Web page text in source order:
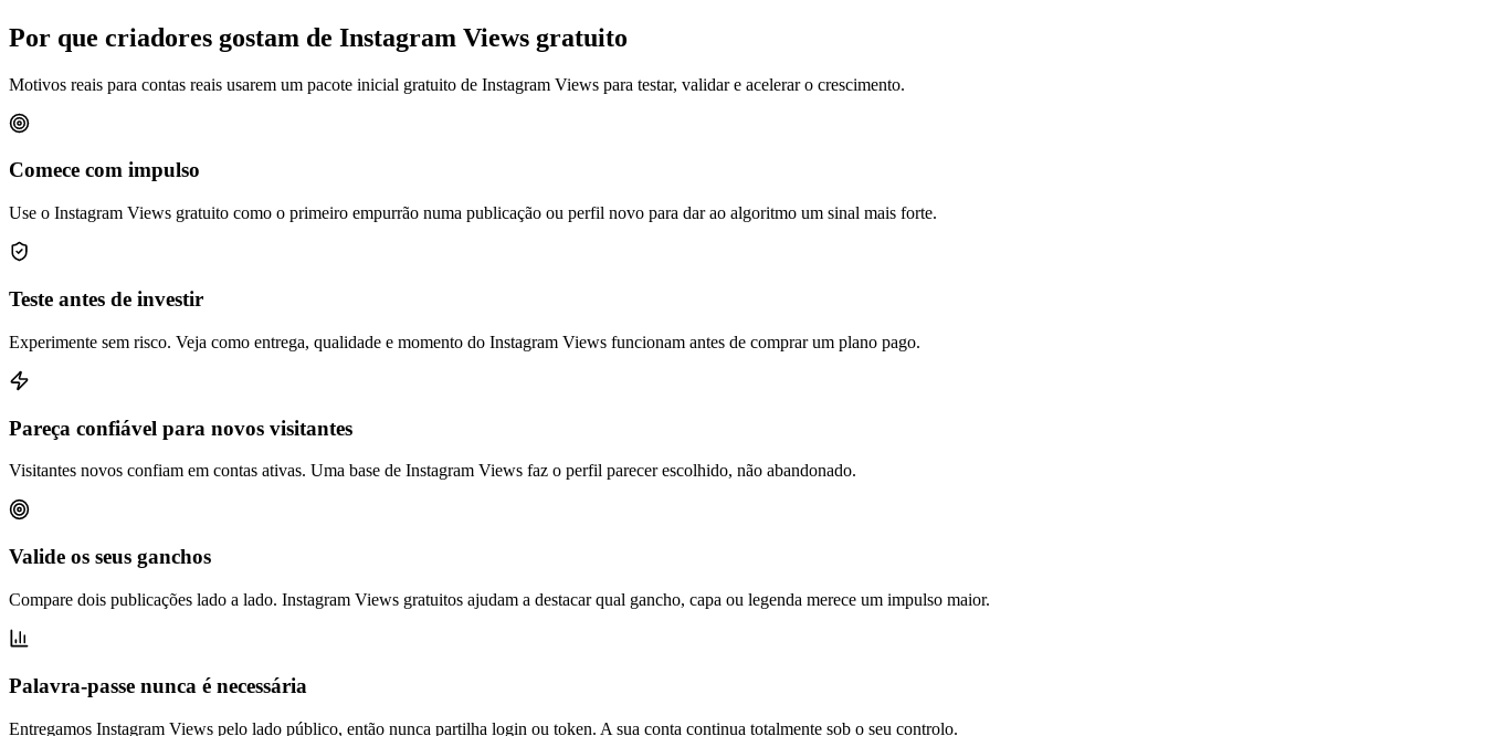
Por que criadores gostam de Instagram Views gratuito
Motivos reais para contas reais usarem um pacote inicial gratuito de Instagram Views para testar, validar e acelerar o crescimento.
Comece com impulso
Use o Instagram Views gratuito como o primeiro empurrão numa publicação ou perfil novo para dar ao algoritmo um sinal mais forte.
Teste antes de investir
Experimente sem risco. Veja como entrega, qualidade e momento do Instagram Views funcionam antes de comprar um plano pago.
Pareça confiável para novos visitantes
Visitantes novos confiam em contas ativas. Uma base de Instagram Views faz o perfil parecer escolhido, não abandonado.
Valide os seus ganchos
Compare dois publicações lado a lado. Instagram Views gratuitos ajudam a destacar qual gancho, capa ou legenda merece um impulso maior.
Palavra-passe nunca é necessária
Entregamos Instagram Views pelo lado público, então nunca partilha login ou token. A sua conta continua totalmente sob o seu controlo.